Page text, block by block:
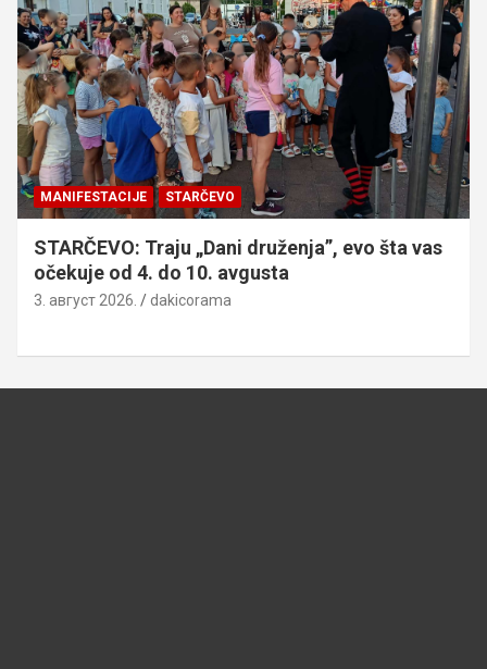
MANIFESTACIJE STARČEVO
STARČEVO: Traju „Dani druženja”, evo šta vas
očekuje od 4. do 10. avgusta
3. август 2026. dakicorama